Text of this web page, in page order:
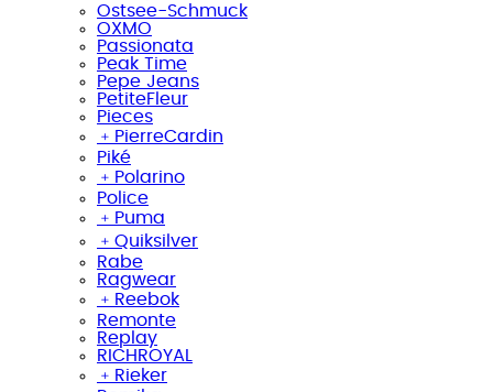
Ostsee-Schmuck
OXMO
Passionata
Peak Time
Pepe Jeans
PetiteFleur
Pieces
﹢ PierreCardin
Piké
﹢ Polarino
Police
﹢ Puma
﹢ Quiksilver
Rabe
Ragwear
﹢ Reebok
Remonte
Replay
RICHROYAL
﹢ Rieker